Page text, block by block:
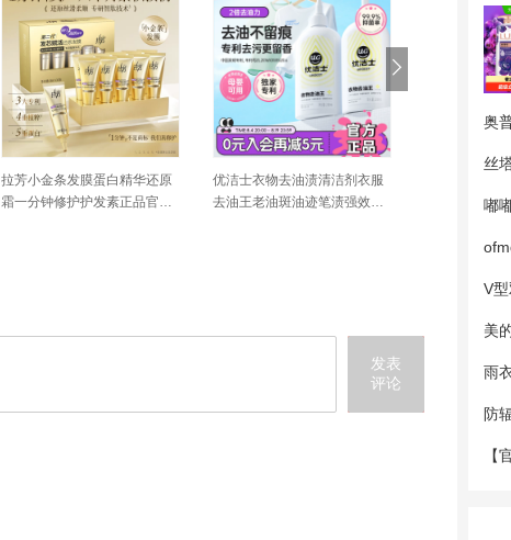
拉芳小金条发膜蛋白精华还原
霜一分钟修护护发素正品官方
优洁士衣物去油渍清洁剂衣服
去油王老油斑油迹笔渍强效去
温和清香去
发表
评论
奥